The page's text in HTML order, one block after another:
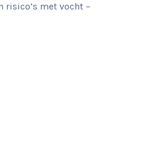
risico’s met vocht –